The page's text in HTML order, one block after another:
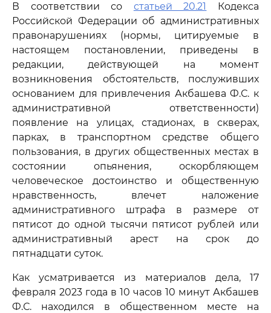
В соответствии со статьей 20.21
Кодекса
Российской Федерации об административных
правонарушениях (нормы, цитируемые в
настоящем постановлении, приведены в
редакции, действующей на момент
возникновения обстоятельств, послуживших
основанием для привлечения Акбашева Ф.С. к
административной ответственности)
появление на улицах, стадионах, в скверах,
парках, в транспортном средстве общего
пользования, в других общественных местах в
состоянии опьянения, оскорбляющем
человеческое достоинство и общественную
нравственность, влечет наложение
административного штрафа в размере от
пятисот до одной тысячи пятисот рублей или
административный арест на срок до
пятнадцати суток.
Как усматривается из материалов дела, 17
февраля 2023 года в 10 часов 10 минут Акбашев
Ф.С. находился в общественном месте на